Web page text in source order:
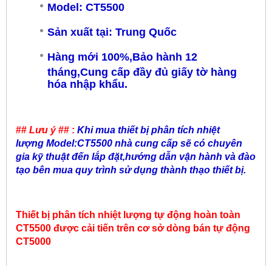
Model: CT5500
Sản xuất tại: Trung Quốc
Hàng mới 100%,Bảo hành 12
tháng,Cung cấp đầy đủ giấy tờ hàng
hóa nhập khẩu.
## Lưu ý## : Khi mua thiết bị phân tích nhiệt
lượng Model:CT5500 nhà cung cấp sẽ có chuyên
gia kỹ thuật đến lắp đặt,hướng dẫn vận hành và đào
tạo bên mua quy trình sử dụng thành thạo thiết bị.
Thiết bị phân tích nhiệt lượng tự động hoàn toàn
CT5500 được cải tiến trên cơ sở dòng bán tự động
CT5000